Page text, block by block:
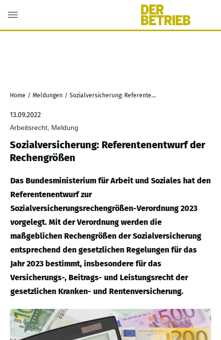
Home / Meldungen / Sozialversicherung: Referentenentwurf der Rechengrößen
13.09.2022
Arbeitsrecht, Meldung
Sozialversicherung: Referentenentwurf der
Rechengrößen
Das Bundesministerium für Arbeit und Soziales hat den
Referentenentwurf zur
Sozialversicherungsrechengrößen-Verordnung 2023
vorgelegt. Mit der Verordnung werden die
maßgeblichen Rechengrößen der Sozialversicherung
entsprechend den gesetzlichen Regelungen für das
Jahr 2023 bestimmt, insbesondere für das
Versicherungs-, Beitrags- und Leistungsrecht der
gesetzlichen Kranken- und Rentenversicherung.